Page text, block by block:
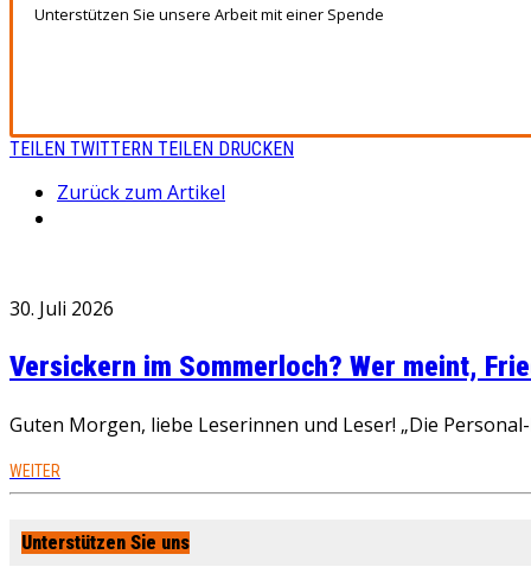
Unterstützen Sie unsere Arbeit mit einer Spende
TEILEN TWITTERN TEILEN DRUCKEN
Zurück zum Artikel
30. Juli 2026
Versickern im Sommerloch? Wer meint,
Guten Morgen, liebe Leserinnen und Leser! „Die
WEITER
Unterstützen Sie uns